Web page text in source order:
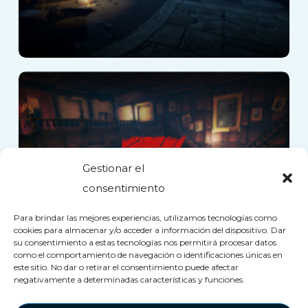
Gestionar el
consentimiento
Para brindar las mejores experiencias, utilizamos tecnologías como
cookies para almacenar y/o acceder a información del dispositivo. Dar
su consentimiento a estas tecnologías nos permitirá procesar datos
como el comportamiento de navegación o identificaciones únicas en
este sitio. No dar o retirar el consentimiento puede afectar
negativamente a determinadas características y funciones.
Mission Z